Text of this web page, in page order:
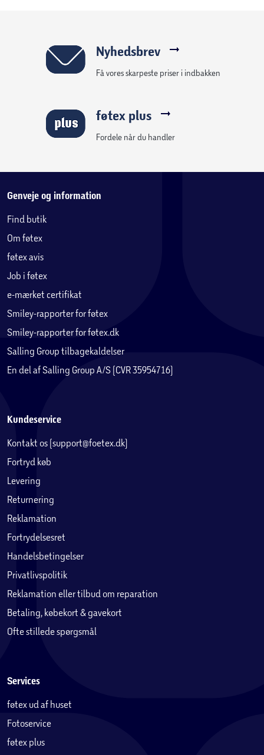
Nyhedsbrev
Få vores skarpeste priser i indbakken
føtex plus
Fordele når du handler
Genveje og information
Find butik
Om føtex
føtex avis
Job i føtex
e-mærket certifikat
Smiley-rapporter for føtex
Smiley-rapporter for føtex.dk
Salling Group tilbagekaldelser
En del af Salling Group A/S (CVR 35954716)
Kundeservice
Kontakt os (support@foetex.dk)
Fortryd køb
Levering
Returnering
Reklamation
Fortrydelsesret
Handelsbetingelser
Privatlivspolitik
Reklamation eller tilbud om reparation
Betaling, købekort & gavekort
Ofte stillede spørgsmål
Services
føtex ud af huset
Fotoservice
føtex plus